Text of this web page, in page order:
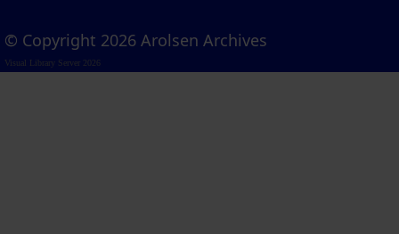
© Copyright 2026 Arolsen Archives
Visual Library Server 2026